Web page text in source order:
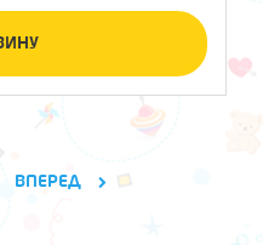
ВПЕРЕД